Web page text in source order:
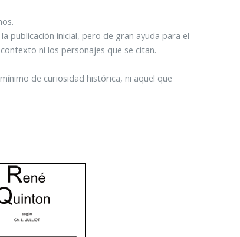
la publicación inicial, pero de gran ayuda para el
ni los personajes que se citan.
de curiosidad histórica, ni aquel que